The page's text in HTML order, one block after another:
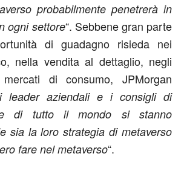
probabilmente penetrerà in
ogni settore“. Sebbene gran parte
di guadagno risieda nei
nella vendita al dettaglio, negli
di consumo, JPMorgan
i leader aziendali e i consigli di
di tutto il mondo si stanno
sia la loro strategia di metaverso
fare nel metaverso“.